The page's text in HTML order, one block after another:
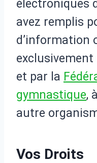
électroniques
avez remplis
d’information
et par la
gymnastique,
autre
Vos Droits